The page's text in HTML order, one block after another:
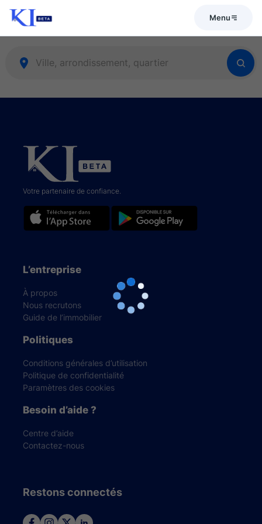
Menu
Votre partenaire de confiance.
L’entreprise
À propos
Nous recrutons
Guide de l’immobilier
Politiques
Conditions générales d’utilisation
Politique de confidentialité
Paramètres des cookies
Besoin d’aide ?
Centre d’aide
Contactez-nous
Restons connectés